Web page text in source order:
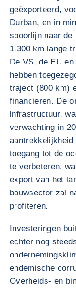
geëxporteerd,
Durban, en in
spoorlijn naar de
1.300 km lange
De VS, de EU
hebben
traject (800 km)
financieren. De
infrastructuur,
verwachting in
aantrekkelijkheid
toegang tot de
te verbeteren,
export van het
bouwsector zal
profiteren.
Investeringen
echter nog
endemische
Overheids- en